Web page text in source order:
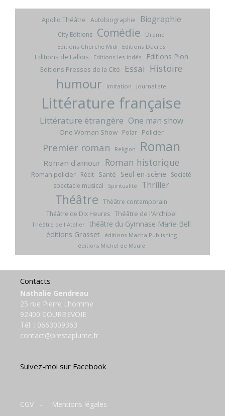
Apollo Théâtre Autobiographie Biographie
City Editions Comédie
Drame
Editions Cherche Midi
Editions Dacres
Editions de Fallois Editions les indés Editions Plon
Editions Presses de la Cité Essai Histoire
humour Imitation Journaliste
Littérature française
Littérature étrangère One man show
One Woman Show Polar Policier
Premier roman Religion Roman
Roman d'amour Roman historique
Roman policier Récit Santé Seul-en-scène
Société
spectacle musical
Spiritualité Thriller
Théâtre Théâtre contemporain
Théâtre de Dix Heures Théâtre de l'Archipel
Théâtre de l'Atelier théâtre du Gymnase Marie-Bell
éditions Grasset
éditions Macha Publishing
éditions Michel de Maule
Contacts
Nathalie Gendreau
25 rue Pierre Lhomme
92400 COURBEVOIE
Tél. : 0663009363
contact@prestaplume.fr
Suivez-moi sur Facebook
CGV – Mentions légales